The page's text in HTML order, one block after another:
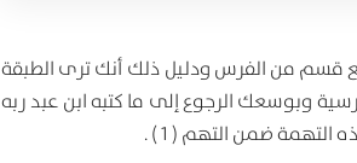
قسم من الفرس ودليل ذلك أنك ترى الطبقة
وبوسعك الرجوع إلى ما كتبه ابن عبد ربه
ضمن التهم ( 1 ) .